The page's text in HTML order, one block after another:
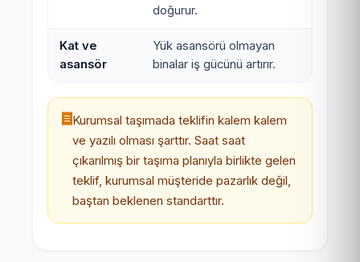
doğurur.
Kat ve
asansör
Yük asansörü olmayan
binalar iş gücünü artırır.
Kurumsal taşımada teklifin kalem kalem
ve yazılı olması şarttır. Saat saat
çıkarılmış bir taşıma planıyla birlikte gelen
teklif, kurumsal müşteride pazarlık değil,
baştan beklenen standarttır.